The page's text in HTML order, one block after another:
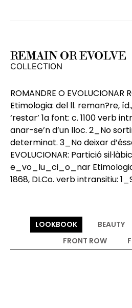
REMAIN OR EVOLVE
COLLECTION
ROMANDRE O EVOLUCIONAR
Etimologia: del ll. reman?re,
‘restar’ 1a font: c. 1100 verb
anar-se’n d’un lloc. 2_No
determinat. 3_No deixar
EVOLUCIONAR: Partició
e_vo_lu_ci_o_nar
1868, DLCo. verb intransitiu:
LOOKBOOK BEAUTY
FRONT ROW